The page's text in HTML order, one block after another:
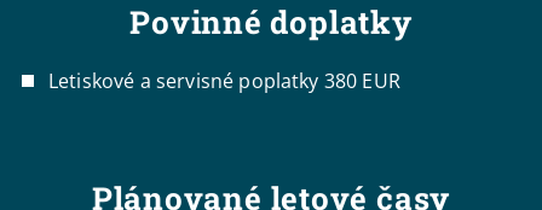
Povinné doplatky
Letiskové a servisné poplatky 380 EUR
Plánované letové časy